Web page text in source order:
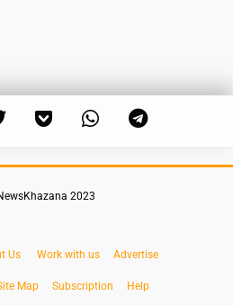
2023
Us Work with us Advertise
Map Subscription Help